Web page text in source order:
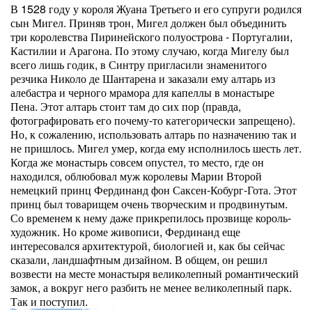
В 1528 году у короля Жуана Третьего и его супруги родился
сын Мигел. Приняв трон, Мигел должен был объединить
три королевства Пиринейского полуострова - Португалии,
Кастилии и Арагона. По этому случаю, когда Мигелу был
всего лишь годик, в Синтру пригласили знаменитого
резчика Николо де Шантарена и заказали ему алтарь из
алебастра и черного мрамора для капеллы в монастыре
Пена. Этот алтарь стоит там до сих пор (правда,
фотографировать его почему-то категорически запрещено).
Но, к сожалению, использовать алтарь по назначению так и
не пришлось. Мигел умер, когда ему исполнилось шесть лет.
Когда же монастырь совсем опустел, то место, где он
находился, облюбовал муж королевы Марии Второй
немецкий принц Фердинанд фон Саксен-Кобург-Гота. Этот
принц был товарищем очень творческим и продвинутым.
Со временем к нему даже прикрепилось прозвище король-
художник. Но кроме живописи, Фердинанд еще
интересовался архитектурой, биологией и, как бы сейчас
сказали, ландшафтным дизайном. В общем, он решил
возвести на месте монастыря великолепный романтический
замок, а вокруг него разбить не менее великолепный парк.
Так и поступил.